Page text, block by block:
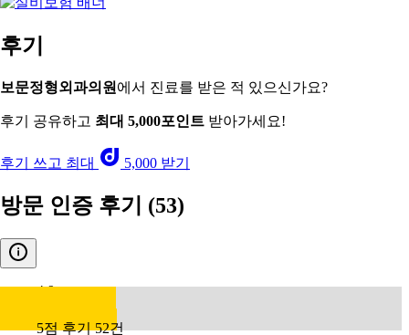
후기
보문정형외과의원 에서 진료를 받은 적 있으신가요?
후기 공유하고 최대 5,000포인트 받아가세요!
후기 쓰고 최대 5,000 받기
방문 인증 후기 (53)
4.9
5점 후기 52건